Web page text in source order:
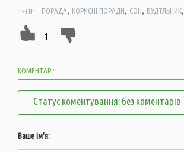
ТЕГИ: ПОРАДА, КОРИСНІ ПОРАДИ, СОН, БУДТЛЬНИК,
1
КОМЕНТАРІ:
Статус коментування: без коментарів
Ваше ім'я: